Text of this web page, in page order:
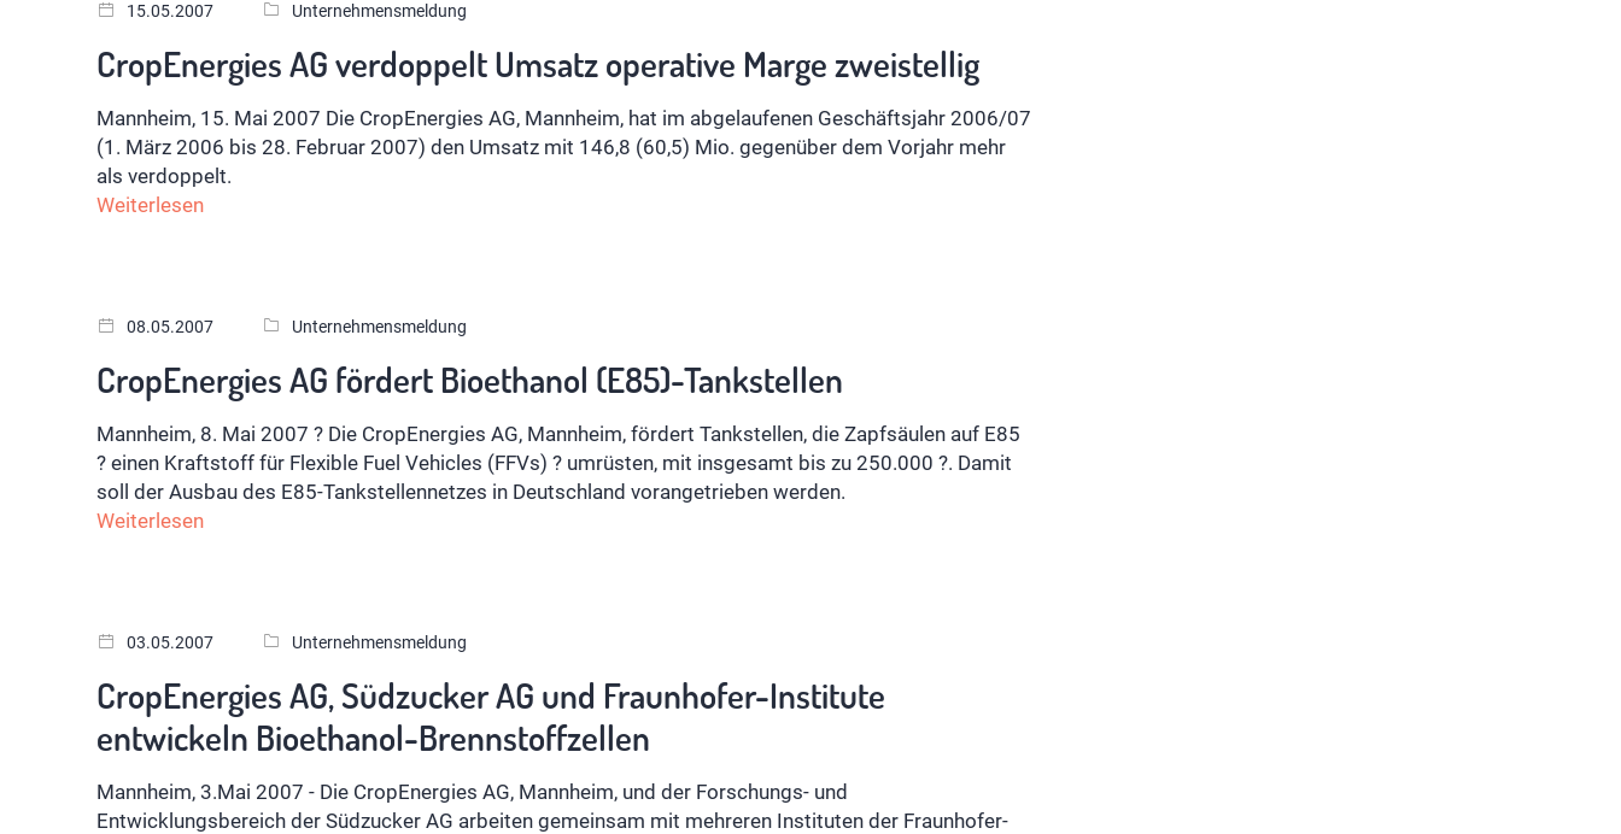
15.05.2007 Unternehmensmeldung
CropEnergies AG verdoppelt Umsatz operative Marge zweistellig
Mannheim, 15. Mai 2007 Die CropEnergies AG, Mannheim, hat im abgelaufenen Geschäftsjahr 2006/07
(1. März 2006 bis 28. Februar 2007) den Umsatz mit 146,8 (60,5) Mio. gegenüber dem Vorjahr mehr
als verdoppelt.
Weiterlesen
08.05.2007 Unternehmensmeldung
CropEnergies AG fördert Bioethanol (E85)-Tankstellen
Mannheim, 8. Mai 2007 ? Die CropEnergies AG, Mannheim, fördert Tankstellen, die Zapfsäulen auf E85
? einen Kraftstoff für Flexible Fuel Vehicles (FFVs) ? umrüsten, mit insgesamt bis zu 250.000 ?. Damit
soll der Ausbau des E85-Tankstellennetzes in Deutschland vorangetrieben werden.
Weiterlesen
03.05.2007 Unternehmensmeldung
CropEnergies AG, Südzucker AG und Fraunhofer-Institute
entwickeln Bioethanol-Brennstoffzellen
Mannheim, 3.Mai 2007 - Die CropEnergies AG, Mannheim, und der Forschungs- und
Entwicklungsbereich der Südzucker AG arbeiten gemeinsam mit mehreren Instituten der Fraunhofer-